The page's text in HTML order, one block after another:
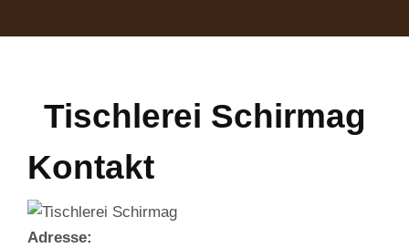
Tischlerei Schirmag
Kontakt
Adresse: